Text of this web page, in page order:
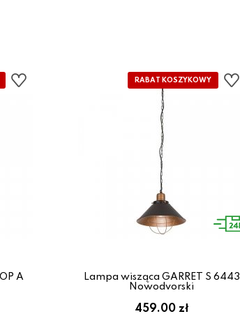
A
Lampa wisząca GARRET S 6443
Nowodvorski
459.00 zł